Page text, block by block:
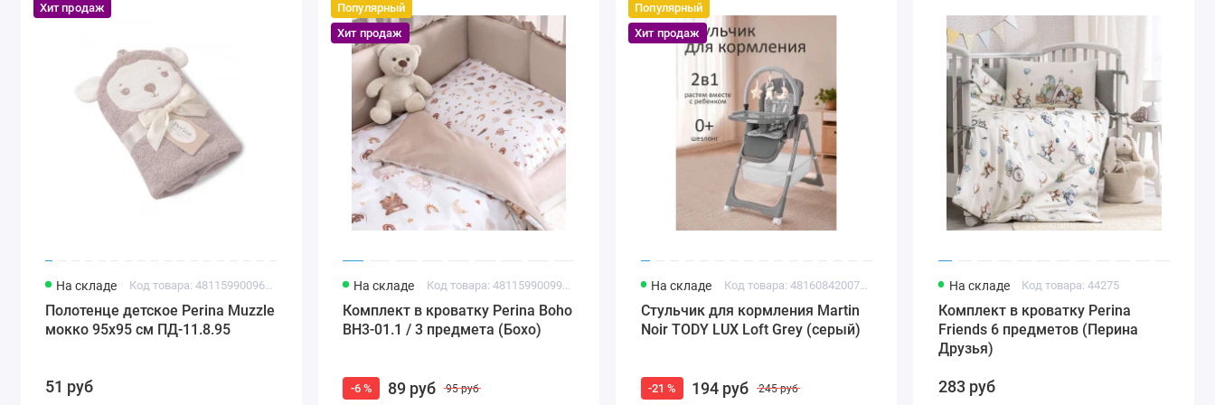
Хит продаж
На складе Код товара: 4811599009659
Полотенце детское Perina Muzzle
мокко 95х95 см ПД-11.8.95
51 руб
Популярный
Хит продаж
На складе Код товара: 4811599009918
Комплект в кроватку Perina Boho
BH3-01.1 / 3 предмета (Бохо)
-6 % 89 руб 95 руб
Популярный
Хит продаж
На складе
Стульчик для кормления Martin
Noir TODY LUX Loft Grey (серый)
-21 % 194 руб 245 руб
На складе Код товара: 44275
Комплект в кроватку Perina
Friends 6 предметов (Перина
Друзья)
283 руб